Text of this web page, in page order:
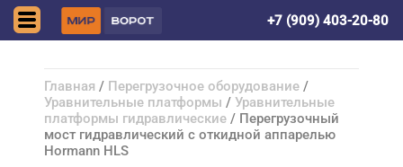
+7 (909) 403-20-80
Главная / Перегрузочное оборудование /
Уравнительные платформы / Уравнительные
платформы гидравлические / Перегрузочный
мост гидравлический с откидной аппарелью
Hormann HLS